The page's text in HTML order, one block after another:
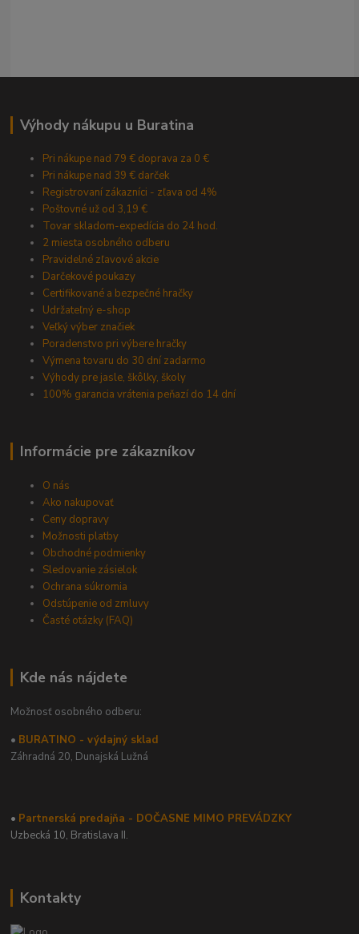
Výhody nákupu u Buratina
Pri nákupe nad 79 € doprava za 0 €
Pri nákupe nad 39 € darček
Registrovaní zákazníci - zľava od 4%
Poštovné už od 3,19 €
Tovar skladom-expedícia do 24 hod.
2 miesta osobného odberu
Pravidelné zľavové akcie
Darčekové poukazy
Certifikované a bezpečné hračky
Udržateľný e-shop
Veľký výber značiek
Poradenstvo pri výbere hračky
Výmena tovaru do 30 dní zadarmo
Výhody pre jasle, škôlky, školy
100% garancia vrátenia peňazí do 14 dní
Informácie pre zákazníkov
O nás
Ako nakupovať
Ceny dopravy
Možnosti platby
Obchodné podmienky
Sledovanie zásielok
Ochrana súkromia
Odstúpenie od zmluvy
Časté otázky (FAQ)
Kde nás nájdete
Možnosť osobného odberu:
• BURATINO - výdajný sklad
Záhradná 20, Dunajská Lužná
• Partnerská predajňa - DOČASNE MIMO PREVÁDZKY
Uzbecká 10, Bratislava II.
Kontakty